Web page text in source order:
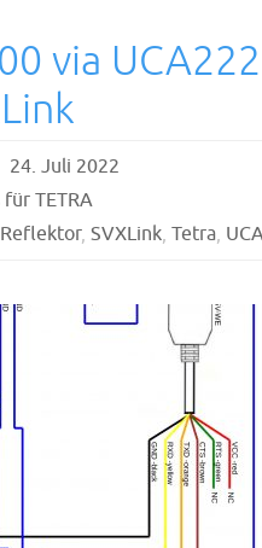
via UCA222
24. Juli 2022
TETRA
Reflektor, SVXLink, Tetra,